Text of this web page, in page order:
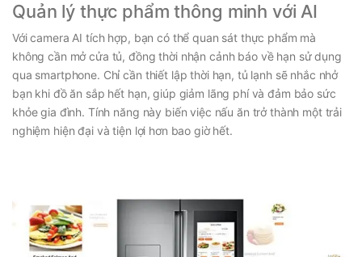
Quản lý thực phẩm thông minh với AI
Với camera AI tích hợp, bạn có thể quan sát thực phẩm mà
không cần mở cửa tủ, đồng thời nhận cảnh báo về hạn sử dụng
qua smartphone. Chỉ cần thiết lập thời hạn, tủ lạnh sẽ nhắc nhở
bạn khi đồ ăn sắp hết hạn, giúp giảm lãng phí và đảm bảo sức
khỏe gia đình. Tính năng này biến việc nấu ăn trở thành một trải
nghiệm hiện đại và tiện lợi hơn bao giờ hết.